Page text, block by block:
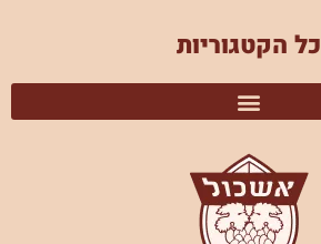
כל הקטגוריות